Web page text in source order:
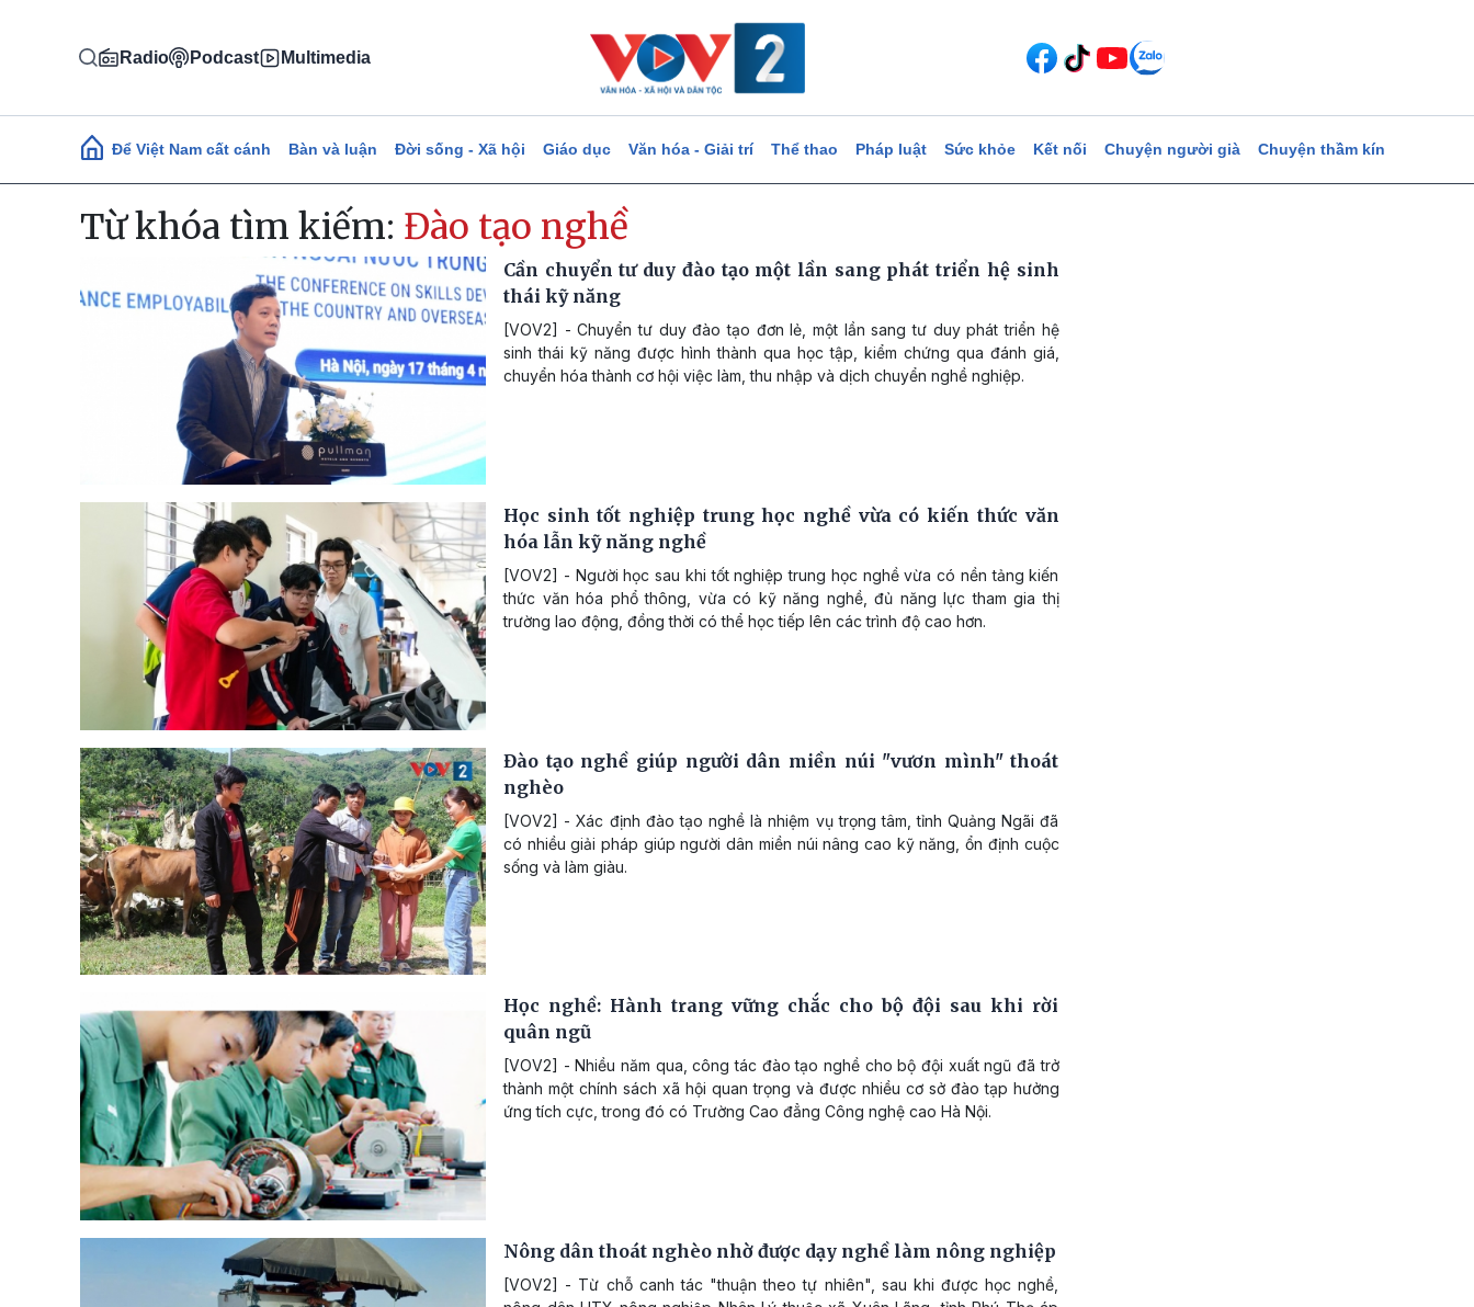
Radio Podcast Multimedia
Main navigation
Để Việt Nam cất cánh Bàn và luận Đời sống - Xã hội Giáo dục Văn hóa - Giải trí Thể thao Pháp luật Sức khỏe Kết nối Chuyện người già Chuyện thầm kín
Từ khóa tìm kiếm: Đào tạo nghề
Cần chuyển tư duy đào tạo một lần sang phát triển hệ sinh
thái kỹ năng
[VOV2] - Chuyển tư duy đào tạo đơn lẻ, một lần sang tư duy phát triển hệ
sinh thái kỹ năng được hình thành qua học tập, kiểm chứng qua đánh giá,
chuyển hóa thành cơ hội việc làm, thu nhập và dịch chuyển nghề nghiệp.
Học sinh tốt nghiệp trung học nghề vừa có kiến thức văn
hóa lẫn kỹ năng nghề
[VOV2] - Người học sau khi tốt nghiệp trung học nghề vừa có nền tảng kiến
thức văn hóa phổ thông, vừa có kỹ năng nghề, đủ năng lực tham gia thị
trường lao động, đồng thời có thể học tiếp lên các trình độ cao hơn.
Đào tạo nghề giúp người dân miền núi "vươn mình" thoát
nghèo
[VOV2] - Xác định đào tạo nghề là nhiệm vụ trọng tâm, tỉnh Quảng Ngãi đã
có nhiều giải pháp giúp người dân miền núi nâng cao kỹ năng, ổn định cuộc
sống và làm giàu.
Học nghề: Hành trang vững chắc cho bộ đội sau khi rời
quân ngũ
[VOV2] - Nhiều năm qua, công tác đào tạo nghề cho bộ đội xuất ngũ đã trở
thành một chính sách xã hội quan trọng và được nhiều cơ sở đào tạp hưởng
ứng tích cực, trong đó có Trường Cao đẳng Công nghệ cao Hà Nội.
Nông dân thoát nghèo nhờ được dạy nghề làm nông nghiệp
[VOV2] - Từ chỗ canh tác "thuận theo tự nhiên", sau khi được học nghề,